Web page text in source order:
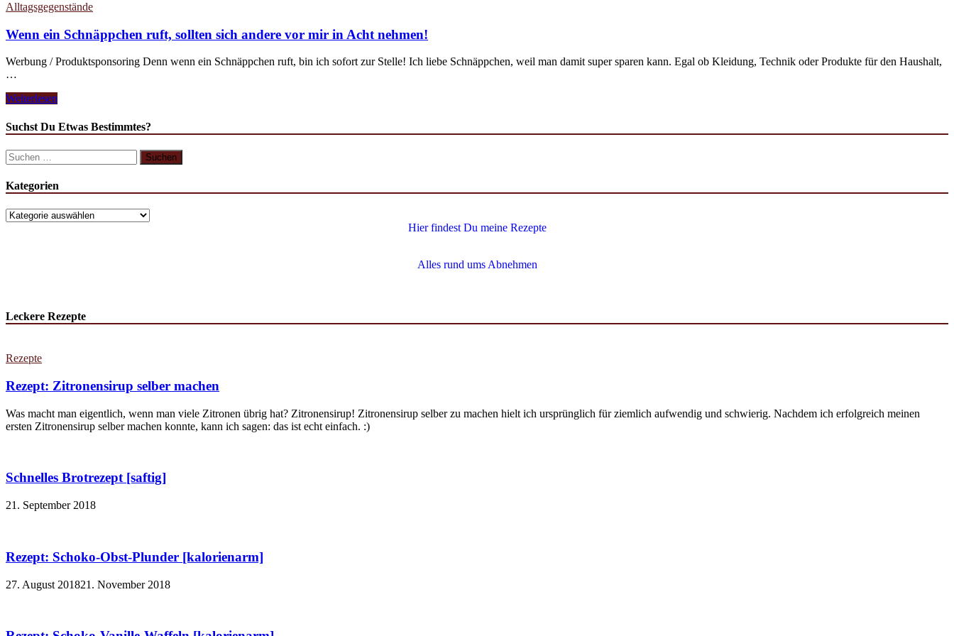
Alltagsgegenstände
Wenn ein Schnäppchen ruft, sollten sich andere vor mir in Acht nehmen!
Werbung / Produktsponsoring Denn wenn ein Schnäppchen ruft, bin ich sofort zur Stelle! Ich liebe Schnäppchen, weil man damit super sparen kann. Egal ob Kleidung, Technik oder Produkte für den Haushalt,
…
Weiterlesen
Suchst Du Etwas Bestimmtes?
Kategorien
Hier findest Du meine Rezepte
Alles rund ums Abnehmen
Leckere Rezepte
Rezepte
Rezept: Zitronensirup selber machen
Was macht man eigentlich, wenn man viele Zitronen übrig hat? Zitronensirup! Zitronensirup selber zu machen hielt ich ursprünglich für ziemlich aufwendig und schwierig. Nachdem ich erfolgreich meinen
ersten Zitronensirup selber machen konnte, kann ich sagen: das ist echt einfach. :)
Schnelles Brotrezept [saftig]
21. September 2018
Rezept: Schoko-Obst-Plunder [kalorienarm]
27. August 201821. November 2018